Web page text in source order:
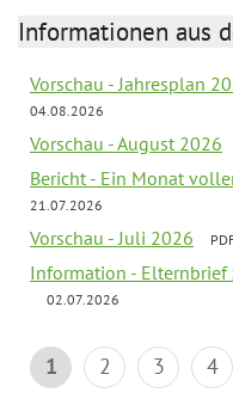
Informationen aus
Vorschau - Jahresplan
04.08.2026
Vorschau - August 2026
Bericht - Ein Monat
21.07.2026
Vorschau - Juli 2026
Information - Elternbrief
02.07.2026
1 2 3 4